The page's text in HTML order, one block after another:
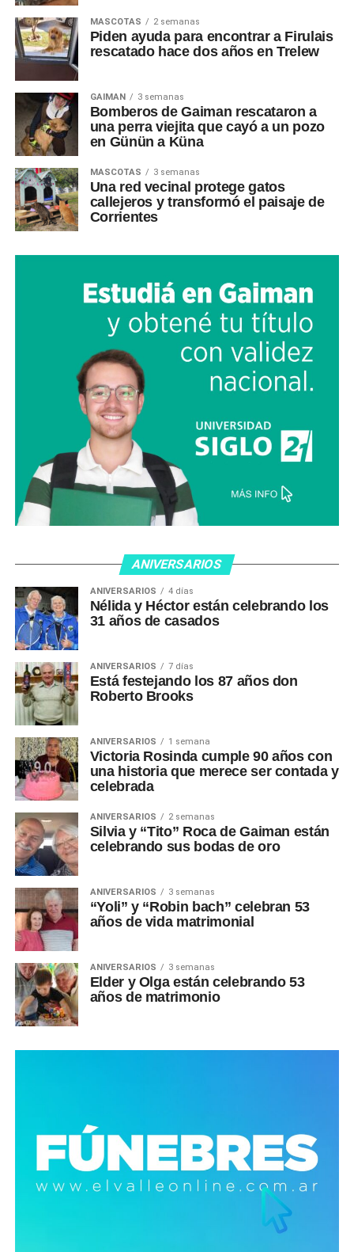
MASCOTAS 2 semanas
Piden ayuda para encontrar a Firulais
rescatado hace dos años en Trelew
GAIMAN 3 semanas
Bomberos de Gaiman rescataron a
una perra viejita que cayó a un pozo
en Günün a Küna
MASCOTAS 3 semanas
Una red vecinal protege gatos
callejeros y transformó el paisaje de
Corrientes
ANIVERSARIOS
ANIVERSARIOS 4 días
Nélida y Héctor están celebrando los
31 años de casados
ANIVERSARIOS 7 días
Está festejando los 87 años don
Roberto Brooks
ANIVERSARIOS 1 semana
Victoria Rosinda cumple 90 años con
una historia que merece ser contada y
celebrada
ANIVERSARIOS 2 semanas
Silvia y “Tito” Roca de Gaiman están
celebrando sus bodas de oro
ANIVERSARIOS 3 semanas
“Yoli” y “Robin bach” celebran 53
años de vida matrimonial
ANIVERSARIOS 3 semanas
Elder y Olga están celebrando 53
años de matrimonio